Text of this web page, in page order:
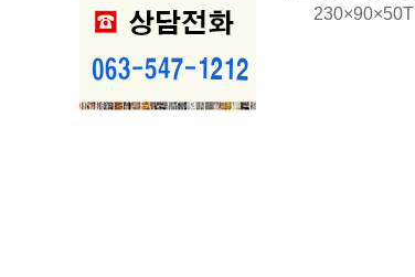
230×90×50T